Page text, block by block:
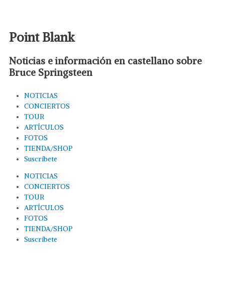
Point Blank
Noticias e información en castellano sobre
Bruce Springsteen
NOTICIAS
CONCIERTOS
TOUR
ARTÍCULOS
FOTOS
TIENDA/SHOP
Suscríbete
NOTICIAS
CONCIERTOS
TOUR
ARTÍCULOS
FOTOS
TIENDA/SHOP
Suscríbete